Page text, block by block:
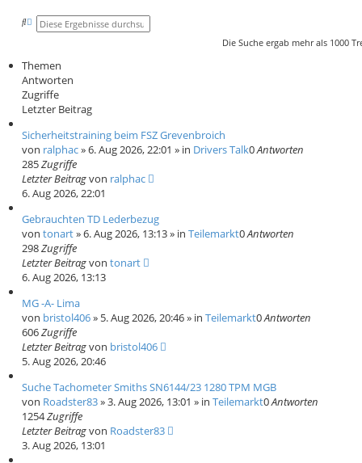
S
ei
t
e
r
e
S
u
c
h
e
Die Suche ergab mehr als 1000
Themen
Antworten
Zugriffe
Letzter Beitrag
Sicherheitstraining beim FSZ Grevenbroich
von ralphac»6. Aug 2026, 22:01 » in Drivers Talk0Antworten
285Zugriffe
Letzter Beitragvon ralphac
6. Aug 2026, 22:01
Gebrauchten TD Lederbezug
von tonart»6. Aug 2026, 13:13» in Teilemarkt0Antworten
298Zugriffe
Letzter Beitragvon tonart
6. Aug 2026, 13:13
MG -A- Lima
von bristol406» 5. Aug 2026, 20:46» in Teilemarkt0Antworten
606Zugriffe
Letzter Beitragvon bristol406
5. Aug 2026, 20:46
Suche Tachometer Smiths SN6144/23 1280 TPM MGB
von Roadster83»3. Aug 2026, 13:01 » in Teilemarkt0Antworten
1254Zugriffe
Letzter Beitragvon Roadster83
3. Aug 2026, 13:01